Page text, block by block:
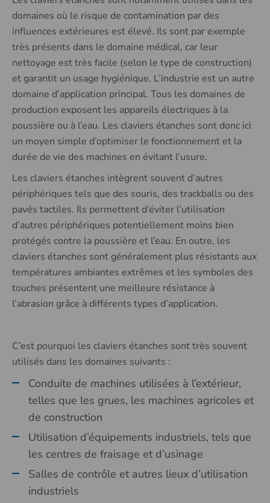
domaines où le risque de contamination par des
influences extérieures est élevé. Ils sont par exemple
très présents dans le domaine médical, car leur
nettoyage est très facile (selon le type de construction)
et garantit un usage hygiénique. L’industrie est un autre
domaine d’application principal. Tous les domaines de
production exposent les appareils électriques à la
poussière ou à l’eau. Les claviers étanches sont donc ici
un moyen simple d’optimiser le fonctionnement et la
durée de vie des machines en évitant l’usure.
Les claviers étanches intègrent souvent d’autres
périphériques tels que des souris, des trackballs ou des
pavés tactiles. Ils permettent d’éviter l’utilisation
d’autres périphériques potentiellement moins bien
protégés contre la poussière et l’eau. En outre, les
claviers étanches sont généralement plus résistants aux
températures ambiantes extrêmes et les symboles des
touches présentent une meilleure résistance à
l’abrasion grâce à différents types d’application.
C’est pourquoi les claviers étanches sont très souvent
utilisés dans les domaines suivants :
Conduite de machines utilisées à l’extérieur,
telles que les grues, les machines agricoles et
de construction
Utilisation d’équipements industriels, tels que
les centres de fraisage et d’usinage
Salles de contrôle et autres lieux d’utilisation
industriels